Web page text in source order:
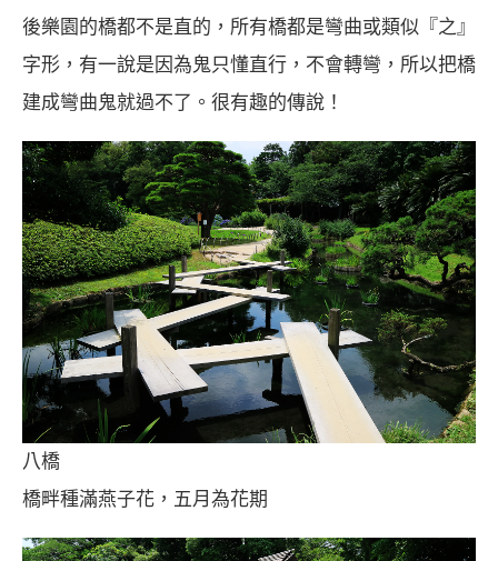
後樂園的橋都不是直的，所有橋都是彎曲或類似『之』
字形，有一說是因為鬼只懂直行，不會轉彎，所以把橋
建成彎曲鬼就過不了。很有趣的傳說！
八橋
橋畔種滿燕子花，五月為花期